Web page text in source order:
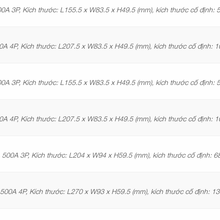
3P, Kích thước: L155.5 x W83.5 x H49.5 (mm), kích thước cố định:
4P, Kích thước: L207.5 x W83.5 x H49.5 (mm), kích thước cố định:
3P, Kích thước: L155.5 x W83.5 x H49.5 (mm), kích thước cố định:
4P, Kích thước: L207.5 x W83.5 x H49.5 (mm), kích thước cố định:
500A 3P, Kích thước: L204 x W94 x H59.5 (mm), kích thước cố định:
500A 4P, Kích thước: L270 x W93 x H59.5 (mm), kích thước cố định: